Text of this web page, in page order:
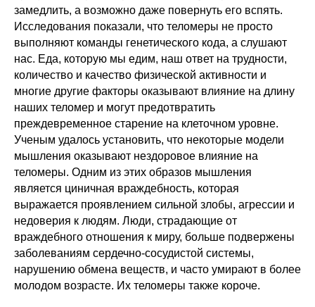
замедлить, а возможно даже повернуть его вспять.
Исследования показали, что теломеры не просто
выполняют команды генетического кода, а слушают
нас. Еда, которую мы едим, наш ответ на трудности,
количество и качество физической активности и
многие другие факторы оказывают влияние на длину
наших теломер и могут предотвратить
преждевременное старение на клеточном уровне.
Ученым удалось установить, что некоторые модели
мышления оказывают нездоровое влияние на
теломеры. Одним из этих образов мышления
является циничная враждебность, которая
выражается проявлением сильной злобы, агрессии и
недоверия к людям. Люди, страдающие от
враждебного отношения к миру, больше подвержены
заболеваниям сердечно-сосудистой системы,
нарушению обмена веществ, и часто умирают в более
молодом возрасте. Их теломеры также короче.